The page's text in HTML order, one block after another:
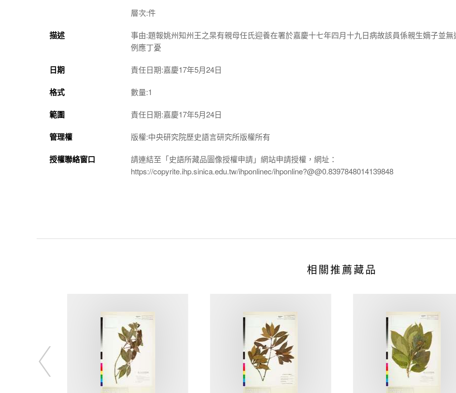
層次:件
描述
事由:題報姚州知州王之杲有親母任氏迎養在署於嘉慶十七年四月十九日病故該員係親生嫡子並無
例應丁憂
日期 責任日期:嘉慶17年5月24日
格式 數量:1
範圍 責任日期:嘉慶17年5月24日
管理權 版權:中央研究院歷史語言研究所版權所有
授權聯絡窗口
請連結至「史語所藏品圖像授權申請」網站申請授權，網址：
https://copyrite.ihp.sinica.edu.tw/ihponlinec/ihponline?@@0.8397848014139848
相關推薦藏品